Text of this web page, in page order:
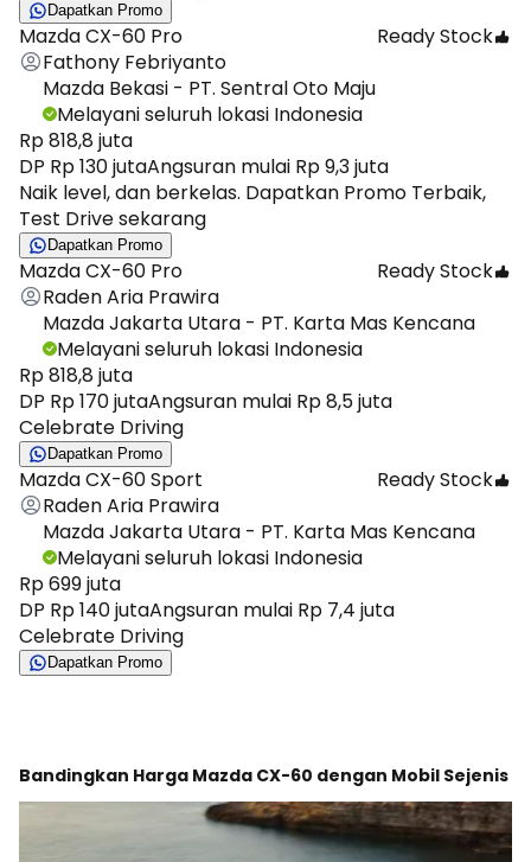
Dapatkan Promo
Mazda CX-60 Pro
Ready Stock
Fathony Febriyanto
Mazda Bekasi - PT. Sentral Oto Maju
Melayani seluruh lokasi Indonesia
Rp 818,8 juta
DP Rp 130 jutaAngsuran mulai Rp 9,3 juta
Naik level, dan berkelas. Dapatkan Promo Terbaik,
Test Drive sekarang
Dapatkan Promo
Mazda CX-60 Pro
Ready Stock
Raden Aria Prawira
Mazda Jakarta Utara - PT. Karta Mas Kencana
Melayani seluruh lokasi Indonesia
Rp 818,8 juta
DP Rp 170 jutaAngsuran mulai Rp 8,5 juta
Celebrate Driving
Dapatkan Promo
Mazda CX-60 Sport
Ready Stock
Raden Aria Prawira
Mazda Jakarta Utara - PT. Karta Mas Kencana
Melayani seluruh lokasi Indonesia
Rp 699 juta
DP Rp 140 jutaAngsuran mulai Rp 7,4 juta
Celebrate Driving
Dapatkan Promo
Bandingkan Harga Mazda CX-60 dengan Mobil Sejenis